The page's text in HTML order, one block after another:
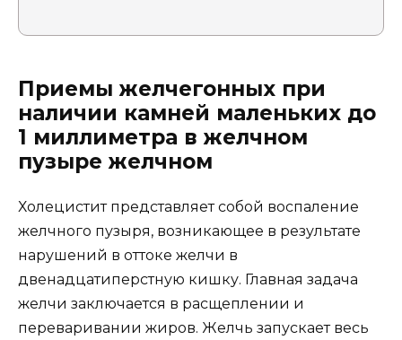
Приемы желчегонных при
наличии камней маленьких до
1 миллиметра в желчном
пузыре желчном
Холецистит представляет собой воспаление
желчного пузыря, возникающее в результате
нарушений в оттоке желчи в
двенадцатиперстную кишку. Главная задача
желчи заключается в расщеплении и
переваривании жиров. Желчь запускает весь